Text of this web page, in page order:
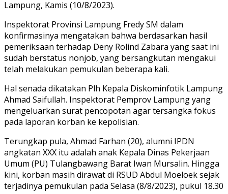
Lampung, Kamis (10/8/2023).
Inspektorat Provinsi Lampung Fredy SM dalam
konfirmasinya mengatakan bahwa berdasarkan hasil
pemeriksaan terhadap Deny Rolind Zabara yang saat ini
sudah berstatus nonjob, yang bersangkutan mengakui
telah melakukan pemukulan beberapa kali.
Hal senada dikatakan Plh Kepala Diskominfotik Lampung
Ahmad Saifullah. Inspektorat Pemprov Lampung yang
mengeluarkan surat pencopotan agar tersangka fokus
pada laporan korban ke kepolisian.
Terungkap pula, Ahmad Farhan (20), alumni IPDN
angkatan XXX itu adalah anak Kepala Dinas Pekerjaan
Umum (PU) Tulangbawang Barat Iwan Mursalin. Hingga
kini, korban masih dirawat di RSUD Abdul Moeloek sejak
terjadinya pemukulan pada Selasa (8/8/2023), pukul 18.30